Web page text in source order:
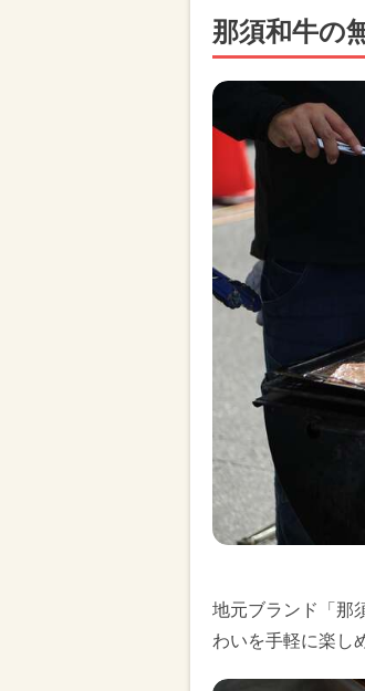
那須和牛の
地元ブランド「那
わいを手軽に楽し